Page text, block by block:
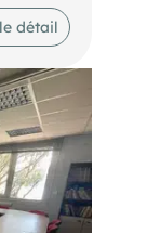
agence
détail